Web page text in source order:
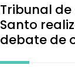
Tribunal
Santo
debate de